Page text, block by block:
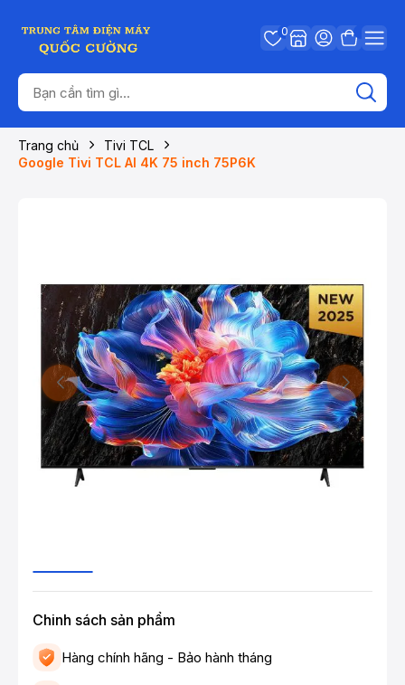
0
Trang chủ
Tivi TCL
Google Tivi TCL AI 4K 75 inch 75P6K
Chinh sách sản phẩm
Hàng chính hãng - Bảo hành tháng